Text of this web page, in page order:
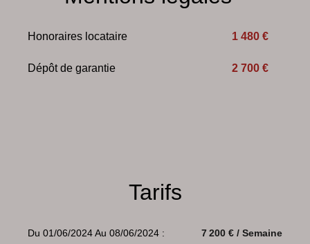
Honoraires locataire 1 480 €
Dépôt de garantie 2 700 €
Tarifs
Du 01/06/2024 Au 08/06/2024 : 7 200 € / Semaine